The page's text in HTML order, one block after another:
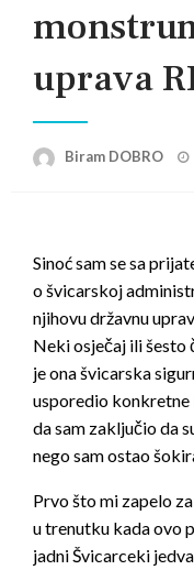
uprava
Biram DOBRO
Sinoć sam se sa
o švicarskoj
njihovu državnu
Neki osječaj ili šesto
je ona švicarska
usporedio konkretne
da sam zaključio da
nego sam ostao
Prvo što mi zapelo
u trenutku kada ovo
jadni Švicarceki